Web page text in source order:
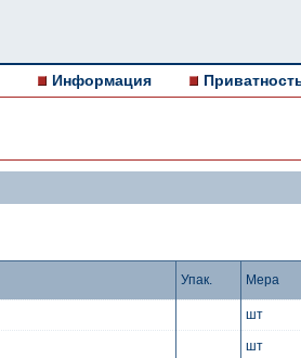
Информация
Упак. Мера
шт
шт